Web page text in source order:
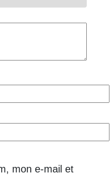
mon e-mail et